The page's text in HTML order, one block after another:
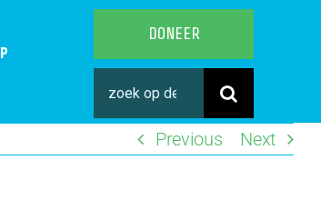
DONEER
Search
for:
Previous
Next